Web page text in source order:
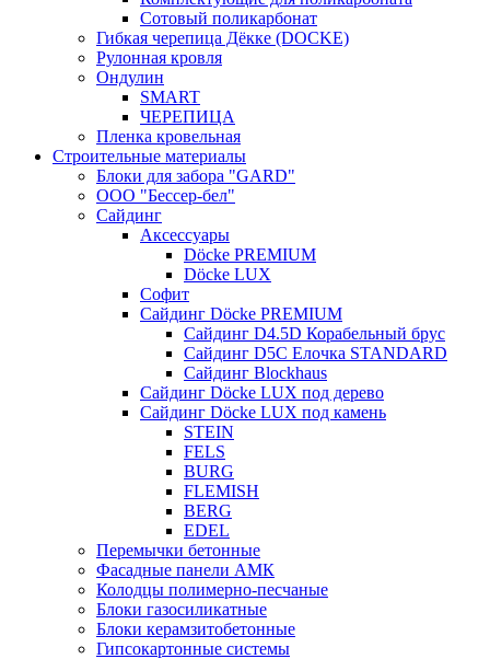
Сотовый поликарбонат
Гибкая черепица Дёкке (DOCKE)
Рулонная кровля
Ондулин
SMART
ЧЕРЕПИЦА
Пленка кровельная
Строительные материалы
Блоки для забора "GARD"
ООО "Бессер-бел"
Сайдинг
Аксессуары
Döcke PREMIUM
Döcke LUX
Софит
Сайдинг Döcke PREMIUM
Сайдинг D4.5D Корабельный брус
Сайдинг D5С Елочка STANDARD
Сайдинг Blockhaus
Сайдинг Döcke LUX под дерево
Сайдинг Döcke LUX под камень
STEIN
FELS
BURG
FLEMISH
BERG
EDEL
Перемычки бетонные
Фасадные панели АМК
Колодцы полимерно-песчаные
Блоки газосиликатные
Блоки керамзитобетонные
Гипсокартонные системы